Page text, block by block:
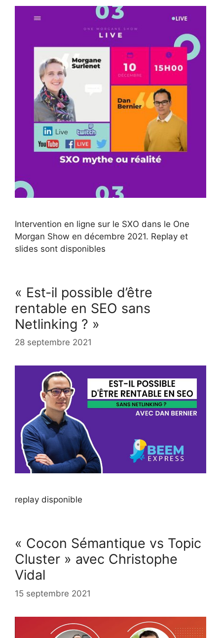
Intervention en ligne sur le SXO dans le One
Morgan Show en décembre 2021. Replay et
slides sont disponibles
« Est-il possible d’être
rentable en SEO sans
Netlinking ? »
28 septembre 2021
replay disponible
« Cocon Sémantique vs Topic
Cluster » avec Christophe
Vidal
15 septembre 2021